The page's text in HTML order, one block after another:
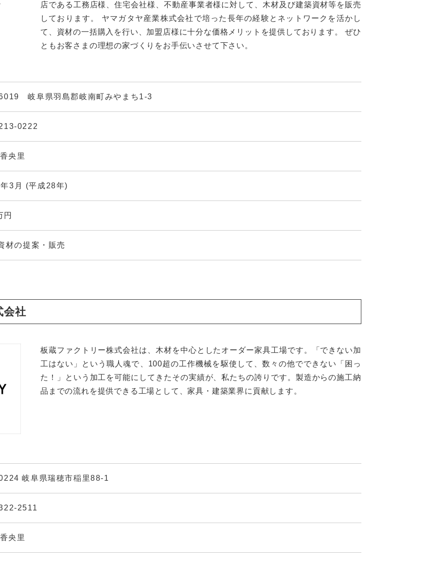
店である工務店様、住宅会社様、不動産事業者様に対して、木材及び建築資材等を販売
しております。 ヤマガタヤ産業株式会社で培った長年の経験とネットワークを活かし
て、資材の一括購入を行い、加盟店様に十分な価格メリットを提供しております。 ぜひ
ともお客さまの理想の家づくりをお手伝いさせて下さい。
岐阜県羽島郡岐南町みやまち1-3
0222
央里
3月 (平成28年)
円
材の提案・販売
会社
板蔵ファクトリー株式会社は、木材を中心としたオーダー家具工場です。「できない加
工はない」という職人魂で、100超の工作機械を駆使して、数々の他でできない「困っ
た！」という加工を可能にしてきたその実績が、私たちの誇りです。製造からの施工納
品までの流れを提供できる工場として、家具・建築業界に貢献します。
岐阜県瑞穂市稲里88-1
2511
央里